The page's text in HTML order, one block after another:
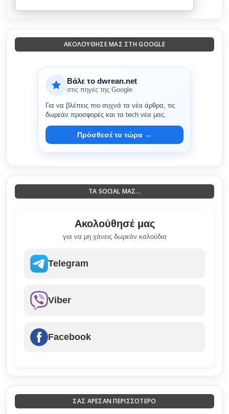
ΑΚΟΛΟΎΘΗΣΈ ΜΑΣ ΣΤΗ GOOGLE
Βάλε το dwrean.net
στις πηγές της Google
Για να βλέπεις πιο συχνά τα νέα άρθρα, τις
δωρεάν προσφορές και τα tech νέα μας.
Πρόσθεσέ το τώρα →
ΤΑ SOCIAL ΜΑΣ...
Ακολούθησέ μας
για να μη χάνεις δωρεάν καλούδια
Telegram
Viber
Facebook
ΣΑΣ ΑΡΕΣΑΝ ΠΕΡΙΣΣΟΤΕΡΟ